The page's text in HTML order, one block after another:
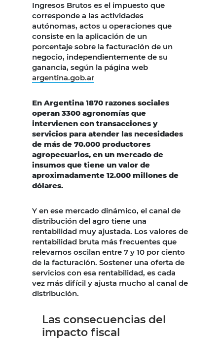
Ingresos Brutos es el impuesto que
corresponde a las actividades
autónomas, actos u operaciones que
consiste en la aplicación de un
porcentaje sobre la facturación de un
negocio, independientemente de su
ganancia, según la página web
argentina.gob.ar
En Argentina 1870 razones sociales
operan 3300 agronomías que
intervienen con transacciones y
servicios para atender las necesidades
de más de 70.000 productores
agropecuarios, en un mercado de
insumos que tiene un valor de
aproximadamente 12.000 millones de
dólares.
Y en ese mercado dinámico, el canal de
distribución del agro tiene una
rentabilidad muy ajustada. Los valores de
rentabilidad bruta más frecuentes que
relevamos oscilan entre 7 y 10 por ciento
de la facturación. Sostener una oferta de
servicios con esa rentabilidad, es cada
vez más difícil y ajusta mucho al canal de
distribución.
Las consecuencias del
impacto fiscal